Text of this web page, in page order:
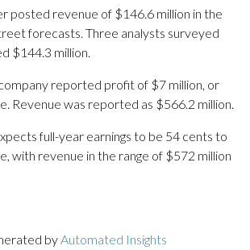
posted revenue of $146.6 million in the
forecasts. Three analysts surveyed
$144.3 million.
reported profit of $7 million, or
Revenue was reported as $566.2 million.
full-year earnings to be 54 cents to
with revenue in the range of $572 million
byAutomated Insights